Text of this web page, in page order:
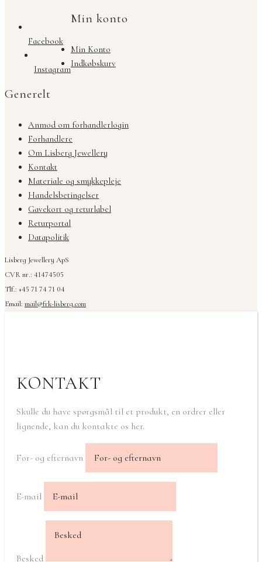
Facebook
Instagram
Min konto
Min Konto
Indkøbskurv
Generelt
Anmod om forhandlerlogin
Forhandlere
Om Lisberg Jewellery
Kontakt
Materiale og smykkepleje
Handelsbetingelser
Gavekort og returlabel
Returportal
Datapolitik
Lisberg Jewellery ApS
CVR nr.: 41474505
Tlf.: +45 71 74 71 04
Email: mail@frk-lisberg.com
KONTAKT
Skulle du have spørgsmål til et produkt, en ordrer eller
lignende, kan du kontakte os her.
For- og efternavn
E-mail
Besked